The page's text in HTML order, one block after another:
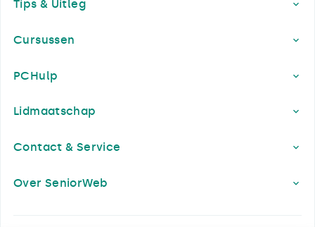
Tips & Uitleg
Cursussen
PCHulp
Lidmaatschap
Contact & Service
Over SeniorWeb